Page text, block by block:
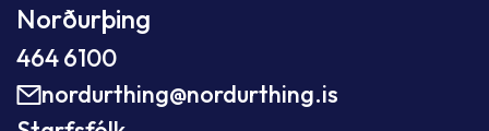
Norðurþing
464 6100
nordurthing@nordurthing.is